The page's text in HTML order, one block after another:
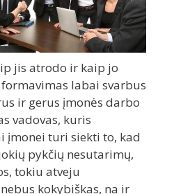
jis atrodo ir kaip jo
labai svarbus
ir gerus įmonės darbo
vadovas, kuris
įmonei turi siekti to, kad
pykčių nesutarimų,
tokiu atveju
kokybiškas, na ir